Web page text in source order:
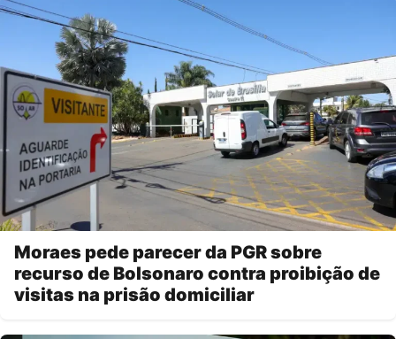
Moraes pede parecer da PGR sobre
recurso de Bolsonaro contra proibição de
visitas na prisão domiciliar